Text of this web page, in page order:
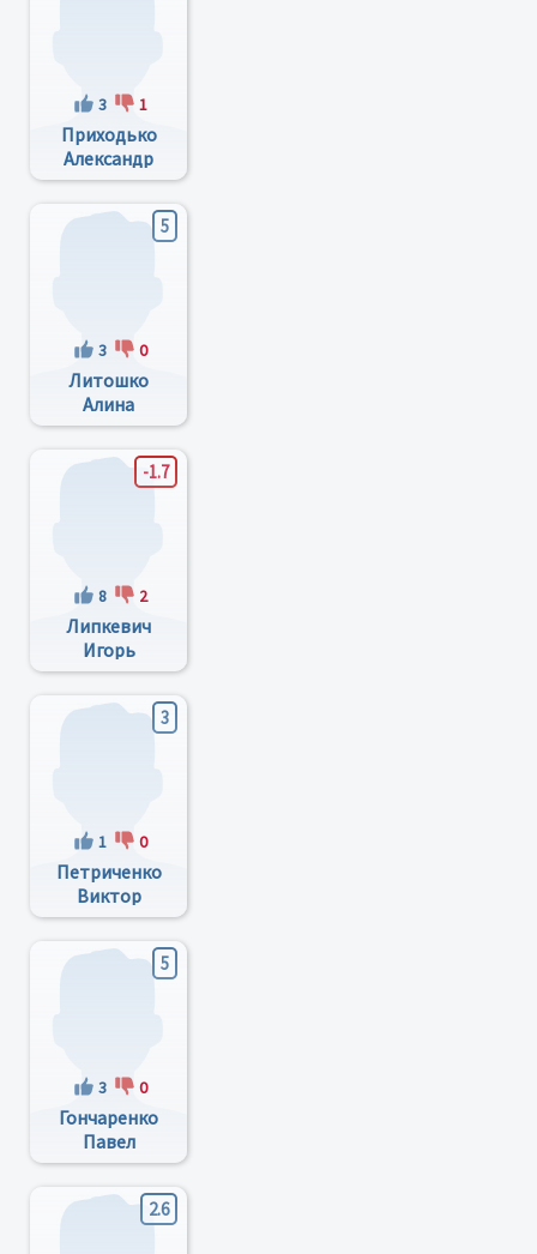
3 1
Приходько
Александр
Васильевич
5
3 0
Литошко
Алина
Даниловна
-1.7
8 2
Липкевич
Игорь
Григорьевич
3
1 0
Петриченко
Виктор
Владимирович
5
3 0
Гончаренко
Павел
Владимирович
2.6